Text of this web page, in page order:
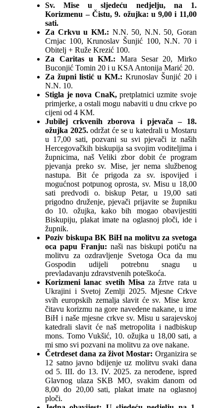
Sv. Mise u sljedeću nedjelju, na 1.
Korizmenu – Čistu, 9. ožujka: u 9,00 i 11,00
sati.
Za Crkvu u KM.: N.N. 50, N.N. 50, Goran
Crnjac 100, Krunoslav Šunjić 100, N.N. 70 i
Obitelj + Ruže Krezić 100.
Za Caritas u KM.: Mara Sesar 20, Mirko
Buconjić Tomin 20 i u KSA Antonija Marić 20.
Za župni listić u KM.: Krunoslav Šunjić 20 i
N.N. 10.
Stigla je nova CnaK,pretplatnici uzmite svoje
primjerke, a ostali mogu nabaviti u dnu crkve po
cijeni od 4 KM.
Jubilej crkvenih zborova i pjevača – 18.
ožujka 2025.održat će se u katedrali u Mostaru
u 17,00 sati, pozvani su svi pjevači iz naših
Hercegovačkih biskupija sa svojim voditeljima i
župnicima, naš Veliki zbor dobit će program
pjevanja preko sv. Mise, jer nema službenog
nastupa. Bit će prigoda za sv. ispovijed i
mogućnost potpunog oprosta, sv. Misu u 18,00
sati predvodi o. biskup Petar, u 19,00 sati
prigodno druženje, pjevači prijavite se župniku
do 10. ožujka, kako bih mogao obavijestiti
Biskupiju, plakat imate na oglasnoj ploči, ide i
župnik.
Poziv biskupa BK BiH na molitvu za svetoga
oca papu Franju: naši nas biskupi potiču na
molitvu za ozdravljenje Svetoga Oca da mu
Gospodin udijeli potrebnu snagu u
prevladavanju zdravstvenih poteškoća.
Korizmeni lanac svetih Misa za žrtve rata u
Ukrajini i Svetoj Zemlji 2025. Mjesne Crkve
svih europskih zemalja slavit će sv. Mise kroz
čitavu korizmu na gore navedene nakane, u ime
BiH i naše mjesne crkve sv. Misu u sarajevskoj
katedrali slavit će naš metropolita i nadbiskup
mons. Tomo Vukšić, 10. ožujka u 18,00 sati, a
mi smo svi pozvani na molitvu za ove nakane.
Četrdeset dana za život Mostar: Organizira se
12 satno javno bdijenje uz molitvu svaki dana
od 5. III. do 13. IV. 2025. za nerođene, ispred
Glavnog ulaza SKB MO, svakim danom od
8,00 do 20,00 sati, plakat imate na oglasnoj
ploči.